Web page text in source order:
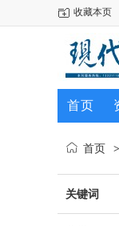
收藏本页
首页
首页 >
关键词